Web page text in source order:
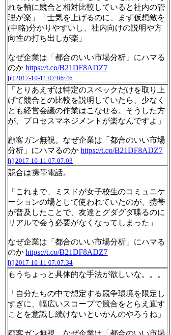
れを軸に競合と相対比較していると社内の管
理が楽」「士気を上げるのに、まず仮想敵を
(中略)分かりやすいし、社内向けの説明や方
向性の打ち出しが楽」
なぜ企業は「都合のいい市場分析」にハマる
のか https://t.co/B21DF8ADZ7
[t] 2017-10-11 07:06:46
「とりあえずは特定のスペックだけを取り上
げて競合との比較を説明していたら、少なく
とも経営会議の作業はこなせる。そうした方
が、プロセスマネジメントが楽なんですよ」
顧客ガン無視。なぜ企業は「都合のいい市場
分析」にハマるのか https://t.co/B21DF8ADZ7
[t] 2017-10-11 07:07:03
競合は携帯電話。
「これまで、ミスドが女子校生のコミュニケ
ーションの場として使われていたのが、携帯
が普及したことで、友達とグダグダ喋るのに
リアルで会う必要がなくなってしまった」
なぜ企業は「都合のいい市場分析」にハマる
のか https://t.co/B21DF8ADZ7
[t] 2017-10-11 07:07:34
もうちょっと具体的な手法が欲しいな。。。
「自分たちの中で想定する競争環境を限定し
すぎに、幅広いスコープで競合をとらえ直す
ことを意識し続けないといかんのやろうね」